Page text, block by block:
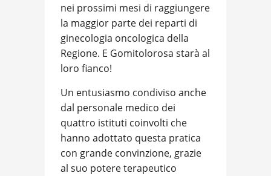
nei prossimi mesi di raggiungere
la maggior parte dei reparti di
ginecologia oncologica della
Regione. E Gomitolorosa starà al
loro fianco!
Un entusiasmo condiviso anche
dal personale medico dei
quattro istituti coinvolti che
hanno adottato questa pratica
con grande convinzione, grazie
al suo potere terapeutico